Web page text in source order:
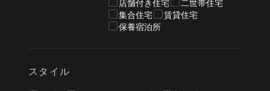
集合住宅
賃貸住宅
保養宿泊所
スタイル